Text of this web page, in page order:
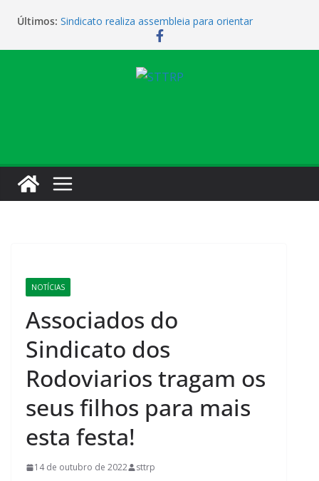
Últimos: Sindicato realiza assembleia para orientar
cobradores sobre novas possibilidades de
qualificação e recolocação profissional
Sindicato promove encontro para orientar
cobradores sobre qualificação e recolocação
NOTÍCIAS
Associados do
Sindicato dos
Rodoviarios tragam os
seus filhos para mais
esta festa!
14 de outubro de 2022 sttrp